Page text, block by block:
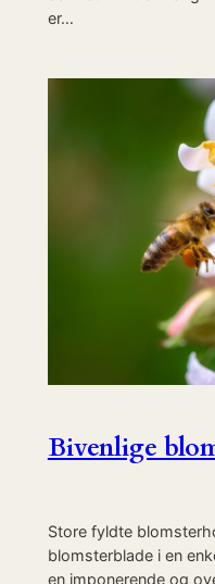
er…
Bivenlige
Store fyldte
blomsterblade i en
en imponerende og